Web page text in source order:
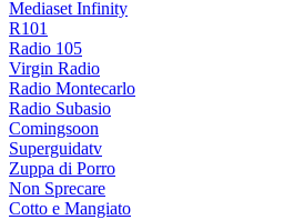
Mediaset Infinity
R101
Radio 105
Virgin Radio
Radio Montecarlo
Radio Subasio
Comingsoon
Superguidatv
Zuppa di Porro
Non Sprecare
Cotto e Mangiato